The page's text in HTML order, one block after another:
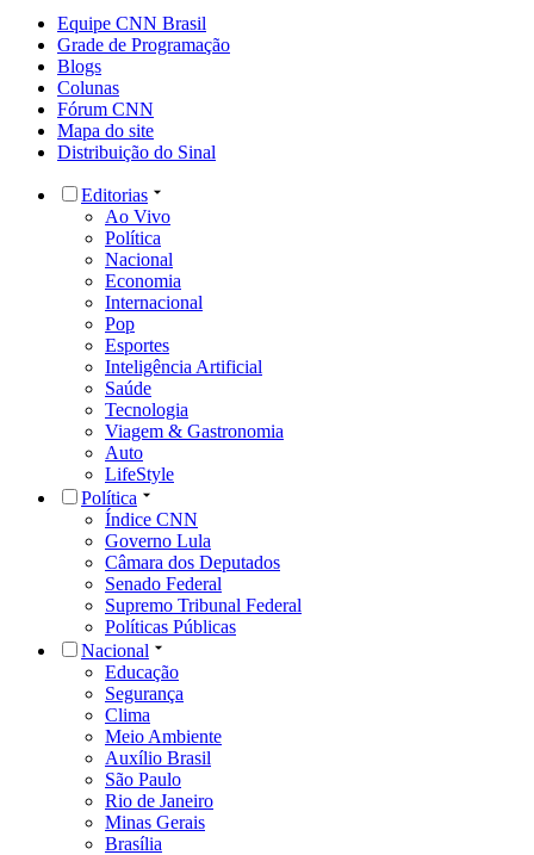
Equipe CNN Brasil
Grade de Programação
Blogs
Colunas
Fórum CNN
Mapa do site
Distribuição do Sinal
Editorias
Ao Vivo
Política
Nacional
Economia
Internacional
Pop
Esportes
Inteligência Artificial
Saúde
Tecnologia
Viagem & Gastronomia
Auto
LifeStyle
Política
Índice CNN
Governo Lula
Câmara dos Deputados
Senado Federal
Supremo Tribunal Federal
Políticas Públicas
Nacional
Educação
Segurança
Clima
Meio Ambiente
Auxílio Brasil
São Paulo
Rio de Janeiro
Minas Gerais
Brasília